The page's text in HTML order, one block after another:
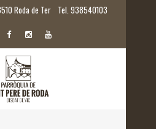
Roda de Ter Tel. 938540103